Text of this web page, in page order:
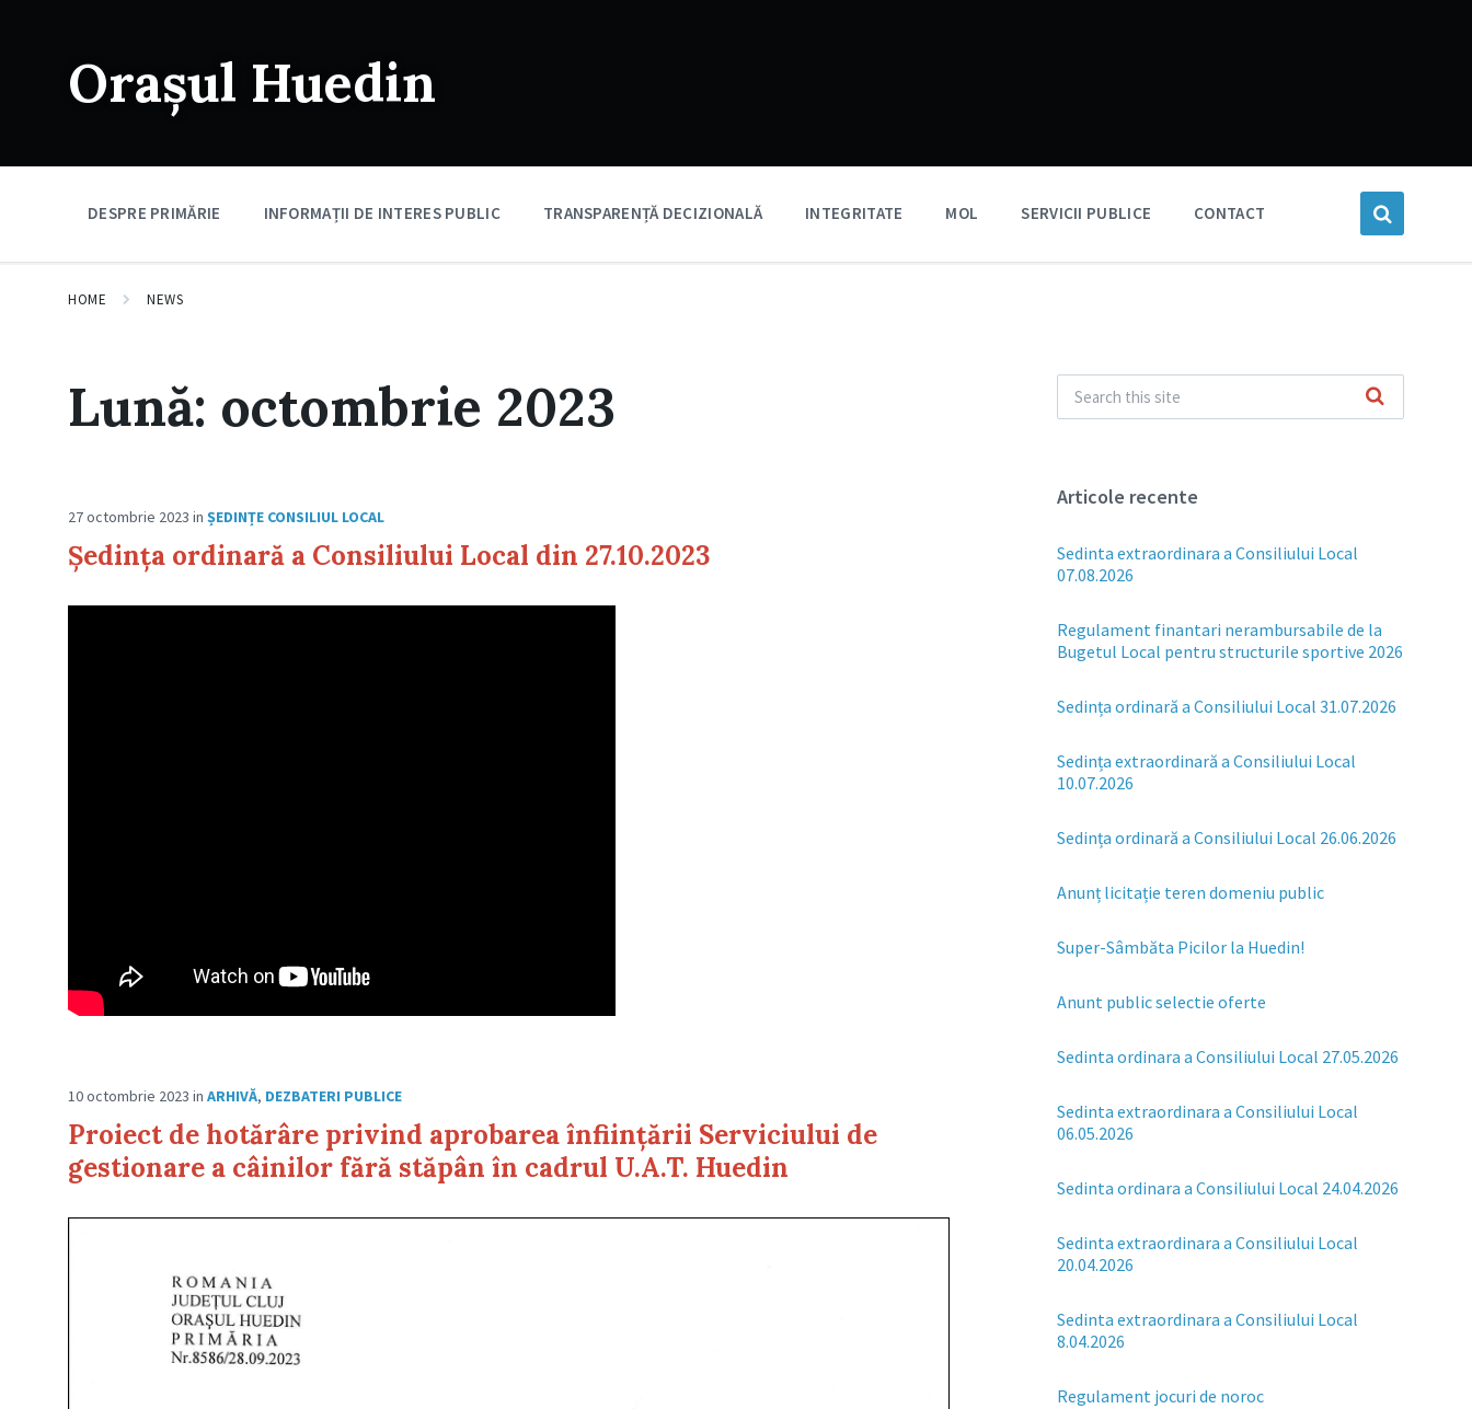
navigationOrașul Huedin
DESPRE PRIMĂRIE INFORMAȚII DE INTERES PUBLIC TRANSPARENȚĂ DECIZIONALĂ INTEGRITATE MOL SERVICII PUBLICE CONTACT
HOME NEWS
Lună: octombrie 2023
27 octombrie 2023 in ȘEDINȚE CONSILIUL LOCAL
Ședința ordinară a Consiliului Local din 27.10.2023
10 octombrie 2023 in ARHIVĂ, DEZBATERI PUBLICE
Proiect de hotărâre privind aprobarea înființării Serviciului de
gestionare a câinilor fără stăpân în cadrul U.A.T. Huedin
Articole recente
Sedinta extraordinara a Consiliului Local
07.08.2026
Regulament finantari nerambursabile de la
Bugetul Local pentru structurile sportive 2026
Sedința ordinară a Consiliului Local 31.07.2026
Sedința extraordinară a Consiliului Local
10.07.2026
Sedința ordinară a Consiliului Local 26.06.2026
Anunț licitație teren domeniu public
Super-Sâmbăta Picilor la Huedin!
Anunt public selectie oferte
Sedinta ordinara a Consiliului Local 27.05.2026
Sedinta extraordinara a Consiliului Local
06.05.2026
Sedinta ordinara a Consiliului Local 24.04.2026
Sedinta extraordinara a Consiliului Local
20.04.2026
Sedinta extraordinara a Consiliului Local
8.04.2026
Regulament jocuri de noroc